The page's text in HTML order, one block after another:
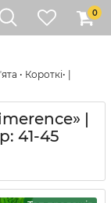
0
• Короткі• |
|
41-45